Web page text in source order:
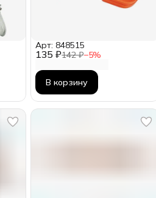
135 ₽142 ₽−5%
Арт: 848515
В корзину